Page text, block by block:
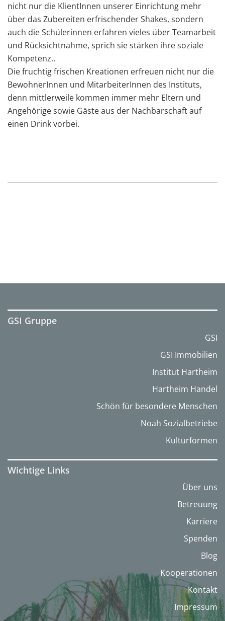
nicht nur die KlientInnen unserer Einrichtung mehr
über das Zubereiten erfrischender Shakes, sondern
auch die Schülerinnen erfahren vieles über Teamarbeit
und Rücksichtnahme, sprich sie stärken ihre soziale
Kompetenz..
Die fruchtig frischen Kreationen erfreuen nicht nur die
BewohnerInnen und MitarbeiterInnen des Instituts,
denn mittlerweile kommen immer mehr Eltern und
Angehörige sowie Gäste aus der Nachbarschaft auf
einen Drink vorbei.
GSI Gruppe
GSI
GSI Immobilien
Institut Hartheim
Hartheim Handel
Schön für besondere Menschen
Noah Sozialbetriebe
Kulturformen
Wichtige Links
Über uns
Betreuung
Karriere
Spenden
Blog
Kooperationen
Kontakt
Impressum